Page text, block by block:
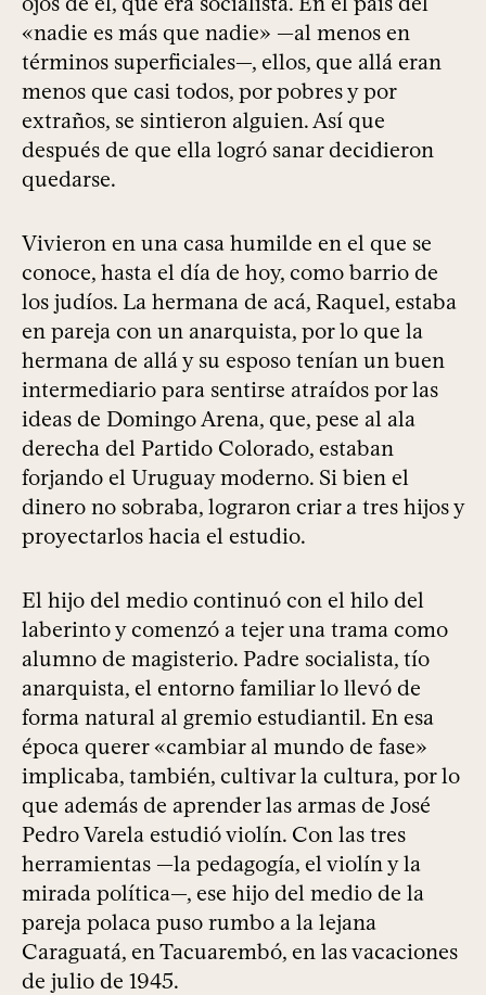
«nadie es más que nadie» —al menos en
términos superficiales—, ellos, que allá eran
menos que casi todos, por pobres y por
extraños, se sintieron alguien. Así que
después de que ella logró sanar decidieron
quedarse.
Vivieron en una casa humilde en el que se
conoce, hasta el día de hoy, como barrio de
los judíos. La hermana de acá, Raquel, estaba
en pareja con un anarquista, por lo que la
hermana de allá y su esposo tenían un buen
intermediario para sentirse atraídos por las
ideas de Domingo Arena, que, pese al ala
derecha del Partido Colorado, estaban
forjando el Uruguay moderno. Si bien el
dinero no sobraba, lograron criar a tres hijos y
proyectarlos hacia el estudio.
El hijo del medio continuó con el hilo del
laberinto y comenzó a tejer una trama como
alumno de magisterio. Padre socialista, tío
anarquista, el entorno familiar lo llevó de
forma natural al gremio estudiantil. En esa
época querer «cambiar al mundo de fase»
implicaba, también, cultivar la cultura, por lo
que además de aprender las armas de José
Pedro Varela estudió violín. Con las tres
herramientas —la pedagogía, el violín y la
mirada política—, ese hijo del medio de la
pareja polaca puso rumbo a la lejana
Caraguatá, en Tacuarembó, en las vacaciones
de julio de 1945.